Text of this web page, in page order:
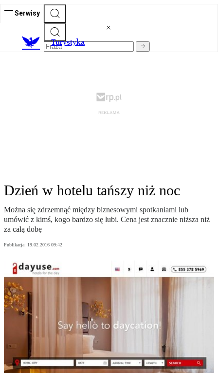
Serwisy
Turystyka
Dzień w hotelu tańszy niż noc
Można się zdrzemnąć między biznesowymi spotkaniami lub
umówić z kimś, kogo bardzo się lubi. Cena jest znacznie niższa niż
za całą dobę
Publikacja: 19.02.2016 09:42